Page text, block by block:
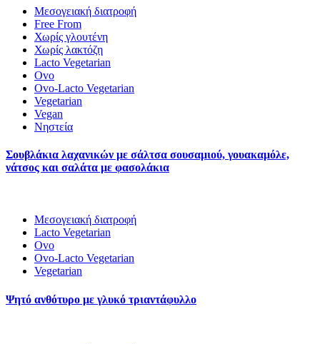
Μεσογειακή διατροφή
Free From
Χωρίς γλουτένη
Χωρίς λακτόζη
Lacto Vegetarian
Ovo
Ovo-Lacto Vegetarian
Vegetarian
Vegan
Νηστεία
Σουβλάκια λαχανικών με σάλτσα σουσαμιού, γουακαμόλε,
νάτσος και σαλάτα με φασολάκια
Μεσογειακή διατροφή
Lacto Vegetarian
Ovo
Ovo-Lacto Vegetarian
Vegetarian
Ψητό ανθότυρο με γλυκό τριαντάφυλλο